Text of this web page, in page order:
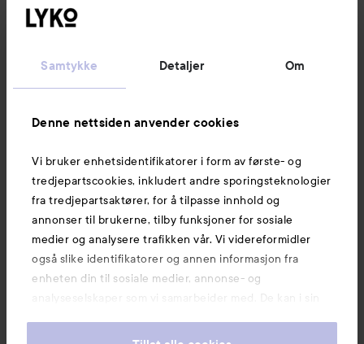
Samtykke Detaljer Om
Denne nettsiden anvender cookies
Vi bruker enhetsidentifikatorer i form av første- og
tredjepartscookies, inkludert andre sporingsteknologier
fra tredjepartsaktører, for å tilpasse innhold og
annonser til brukerne, tilby funksjoner for sosiale
medier og analysere trafikken vår. Vi videreformidler
også slike identifikatorer og annen informasjon fra
enheten din til sosiale medier, annonse- og
analyseselskaper som vi samarbeider med. De kan i sin
informasjon som du har oppgitt eller som de har samlet
Kundeservice
Informasjon
Også av interesse